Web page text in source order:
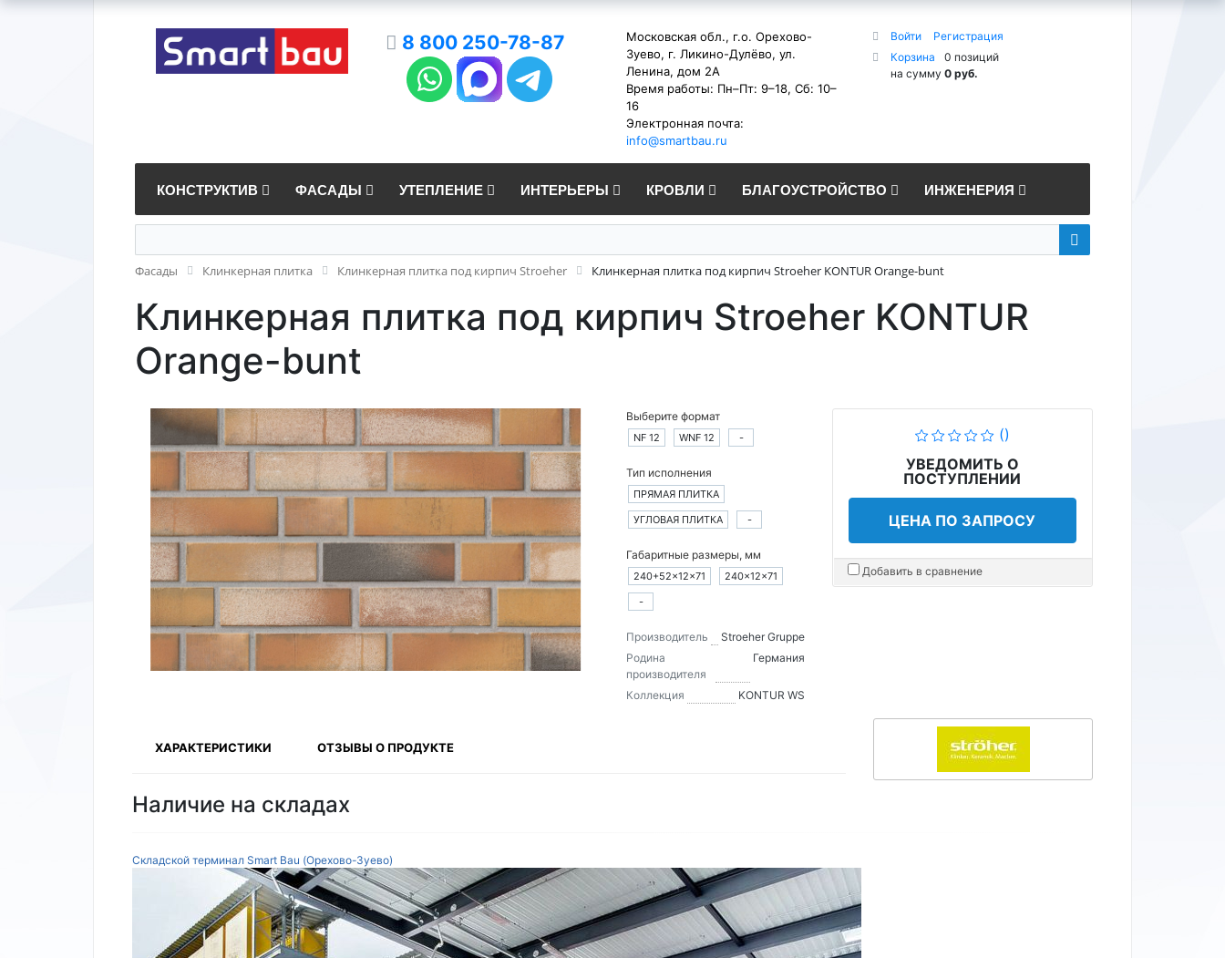
8 800 250-78-87
Московская обл., г.о. Орехово-
Зуево, г. Ликино-Дулёво, ул.
Ленина, дом 2А
Время работы: Пн–Пт: 9–18, Сб: 10–
16
Электронная почта:
info@smartbau.ru
Войти
Регистрация
Корзина
0 позиций
на сумму 0 руб.
КОНСТРУКТИВ ФАСАДЫ УТЕПЛЕНИЕ ИНТЕРЬЕРЫ КРОВЛИ БЛАГОУСТРОЙСТВО ИНЖЕНЕРИЯ
Фасады Клинкерная плитка Клинкерная плитка под кирпич Stroeher Клинкерная плитка под кирпич Stroeher KONTUR Orange-bunt
Клинкерная плитка под кирпич Stroeher KONTUR
Orange-bunt
Выберите формат
NF 12 WNF 12 -
Тип исполнения
ПРЯМАЯ ПЛИТКА
УГЛОВАЯ ПЛИТКА
-
Габаритные размеры, мм
240+52×12×71
240×12×71
-
Производитель
Stroeher Gruppe
Родина
производителя
Германия
Коллекция KONTUR WS
()
УВЕДОМИТЬ О
ПОСТУПЛЕНИИ
ЦЕНА ПО ЗАПРОСУ
Добавить в сравнение
ХАРАКТЕРИСТИКИ ОТЗЫВЫ О ПРОДУКТЕ
Наличие на складах
Складской терминал Smart Bau (Орехово-Зуево)